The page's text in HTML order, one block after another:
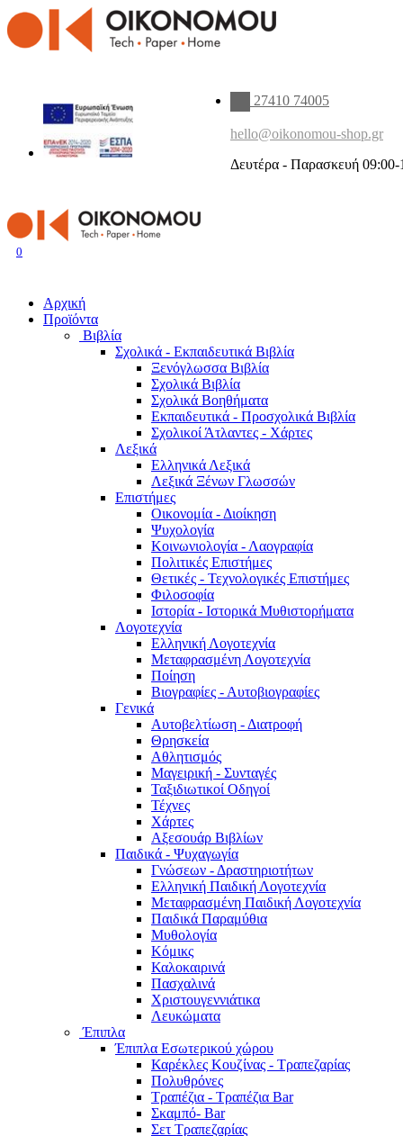
27410 74005
hello@oikonomou-shop.gr
Δευτέρα - Παρασκευή 09:00-
0
Αρχική
Προϊόντα
Βιβλία
Σχολικά - Εκπαιδευτικά Βιβλία
Ξενόγλωσσα Βιβλία
Σχολικά Βιβλία
Σχολικά Βοηθήματα
Εκπαιδευτικά - Προσχολικά Βιβλία
Σχολικοί Άτλαντες - Χάρτες
Λεξικά
Ελληνικά Λεξικά
Λεξικά Ξένων Γλωσσών
Επιστήμες
Οικονομία - Διοίκηση
Ψυχολογία
Κοινωνιολογία - Λαογραφία
Πολιτικές Eπιστήμες
Θετικές - Τεχνολογικές Επιστήμες
Φιλοσοφία
Ιστορία - Ιστορικά Μυθιστορήματα
Λογοτεχνία
Ελληνική Λογοτεχνία
Μεταφρασμένη Λογοτεχνία
Ποίηση
Βιογραφίες - Αυτοβιογραφίες
Γενικά
Αυτοβελτίωση - Διατροφή
Θρησκεία
Αθλητισμός
Μαγειρική - Συνταγές
Ταξιδιωτικοί Οδηγοί
Τέχνες
Χάρτες
Αξεσουάρ Βιβλίων
Παιδικά - Ψυχαγωγία
Γνώσεων - Δραστηριοτήτων
Ελληνική Παιδική Λογοτεχνία
Μεταφρασμένη Παιδική Λογοτεχνία
Παιδικά Παραμύθια
Μυθολογία
Κόμικς
Καλοκαιρινά
Πασχαλινά
Χριστουγεννιάτικα
Λευκώματα
Έπιπλα
Έπιπλα Εσωτερικού χώρου
Καρέκλες Κουζίνας - Τραπεζαρίας
Πολυθρόνες
Τραπέζια - Τραπέζια Bar
Σκαμπό- Bar
Σετ Τραπεζαρίας